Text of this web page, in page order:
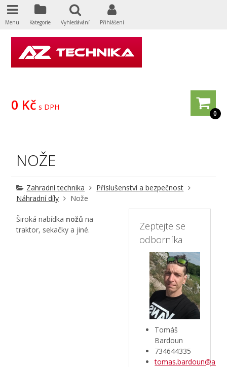
0
0 Kč s DPH
NOŽE
Zahradní technika
Příslušenství a bezpečnost
Náhradní díly
Nože
Zeptejte se
odborníka
Tomáš
Bardoun
734644335
Široká nabídka nožů na
traktor, sekačky a jiné.
Menu Kategorie Vyhledávání Přihlášení